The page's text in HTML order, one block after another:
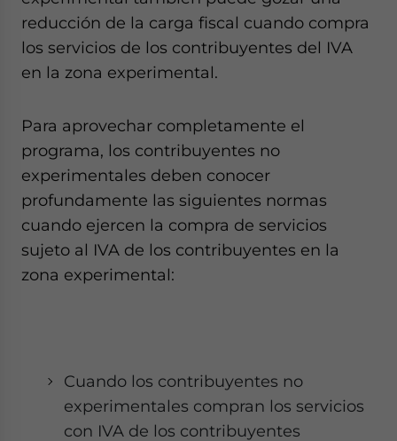
reducción de la carga fiscal cuando compra
los servicios de los contribuyentes del IVA
en la zona experimental.
Para aprovechar completamente el
programa, los contribuyentes no
experimentales deben conocer
profundamente las siguientes normas
cuando ejercen la compra de servicios
sujeto al IVA de los contribuyentes en la
zona experimental:
Cuando los contribuyentes no
experimentales compran los servicios
con IVA de los contribuyentes